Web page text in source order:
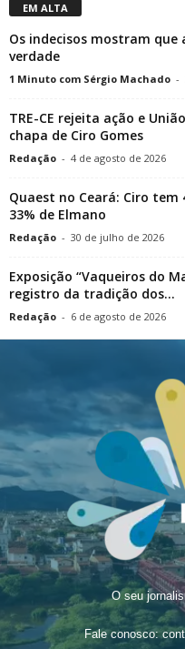
EM ALTA
Os indecisos mostram que
verdade
1 Minuto com Sérgio Machado -
TRE-CE rejeita ação e
chapa de Ciro Gomes
Redação - 4 de agosto de 2026
Quaest no Ceará: Ciro
33% de Elmano
Redação - 30 de julho de 2026
Exposição “Vaqueiros do
registro da tradição dos...
Redação - 6 de agosto de 2026
O seu
Fale conosco: